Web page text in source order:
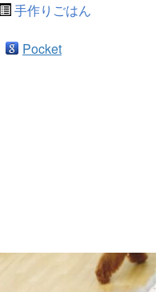
手作りごはん
Pocket